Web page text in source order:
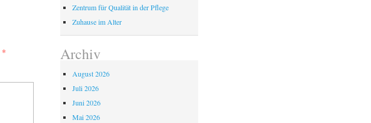
*
Zentrum für Qualität in der Pflege
Zuhause im Alter
Archiv
August 2026
Juli 2026
Juni 2026
Mai 2026